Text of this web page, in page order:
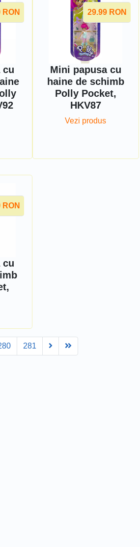
RON
cu
29.99 RON
Mini papusa cu
haine de schimb
Polly Pocket,
HKV87
Vezi produs
RON
cu
281 Next